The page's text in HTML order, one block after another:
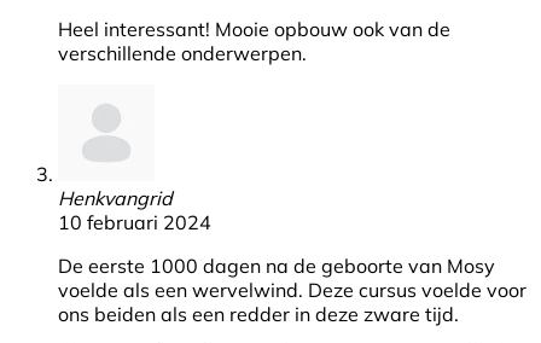
Heel interessant! Mooie opbouw ook van de
verschillende onderwerpen.
Henkvangrid
10 februari 2024
De eerste 1000 dagen na de geboorte van Mosy
voelde als een wervelwind. Deze cursus voelde voor
ons beiden als een redder in deze zware tijd.